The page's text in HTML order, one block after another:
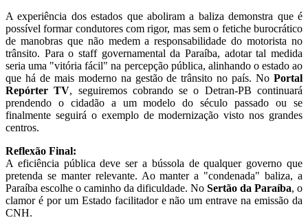
A experiência dos estados que aboliram a baliza demonstra que é
possível formar condutores com rigor, mas sem o fetiche burocrático
de manobras que não medem a responsabilidade do motorista no
trânsito. Para o staff governamental da Paraíba, adotar tal medida
seria uma "vitória fácil" na percepção pública, alinhando o estado ao
que há de mais moderno na gestão de trânsito no país. No Portal
Repórter TV, seguiremos cobrando se o Detran-PB continuará
prendendo o cidadão a um modelo do século passado ou se
finalmente seguirá o exemplo de modernização visto nos grandes
centros.
Reflexão Final:
A eficiência pública deve ser a bússola de qualquer governo que
pretenda se manter relevante. Ao manter a "condenada" baliza, a
Paraíba escolhe o caminho da dificuldade. No Sertão da Paraíba, o
clamor é por um Estado facilitador e não um entrave na emissão da
CNH.